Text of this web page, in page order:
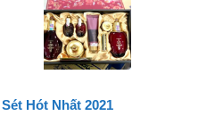
Sét Hót Nhất 2021